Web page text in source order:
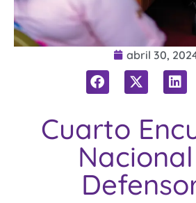
Cuarto
abril 30,